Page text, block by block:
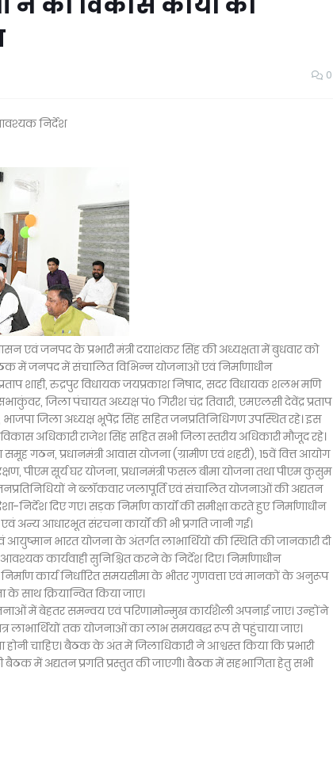
0
निर्देश
एवं जनपद के प्रभारी मंत्री दयाशंकर सिंह की अध्यक्षता में बुधवार को
में जनपद में संचालित विभिन्न योजनाओं एवं निर्माणाधीन
शाही, रुद्रपुर विधायक जयप्रकाश निषाद, सदर विधायक शलभ मणि
जिला पंचायत अध्यक्ष पं० गिरीश चंद्र तिवारी, एमएलसी देवेंद्र प्रताप
जिला अध्यक्ष भूपेंद्र सिंह सहित जनप्रतिनिधिगण उपस्थित रहे। इस
अधिकारी राजेश सिंह सहित सभी जिला स्तरीय अधिकारी मौजूद रहे।
समूह गठन, प्रधानमंत्री आवास योजना (ग्रामीण एवं शहरी), 15वें वित्त आयोग
पीएम सूर्य घर योजना, प्रधानमंत्री फसल बीमा योजना तथा पीएम कुसुम
ने ब्लॉकवार जलापूर्ति एवं संचालित योजनाओं की अद्यतन
दिए गए। सड़क निर्माण कार्यों की समीक्षा करते हुए निर्माणाधीन
अन्य आधारभूत संरचना कार्यों की भी प्रगति जानी गई।
भारत योजना के अंतर्गत लाभार्थियों की स्थिति की जानकारी दी
कार्यवाही सुनिश्चित करने के निर्देश दिए। निर्माणाधीन
निर्माण कार्य निर्धारित समयसीमा के भीतर गुणवत्ता एवं मानकों के अनुरूप
साथ क्रियान्वित किया जाए।
में बेहतर समन्वय एवं परिणामोन्मुख कार्यशैली अपनाई जाए। उन्होंने
लाभार्थियों तक योजनाओं का लाभ समयबद्ध रूप से पहुंचाया जाए।
होनी चाहिए। बैठक के अंत में जिलाधिकारी ने आश्वस्त किया कि प्रभारी
बैठक में अद्यतन प्रगति प्रस्तुत की जाएगी। बैठक में सहभागिता हेतु सभी